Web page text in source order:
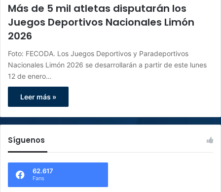
Más de 5 mil atletas disputarán los
Juegos Deportivos Nacionales Limón
2026
Foto: FECODA. Los Juegos Deportivos y Paradeportivos
Nacionales Limón 2026 se desarrollarán a partir de este lunes
12 de enero…
Leer más »
Síguenos
62.617
Fans